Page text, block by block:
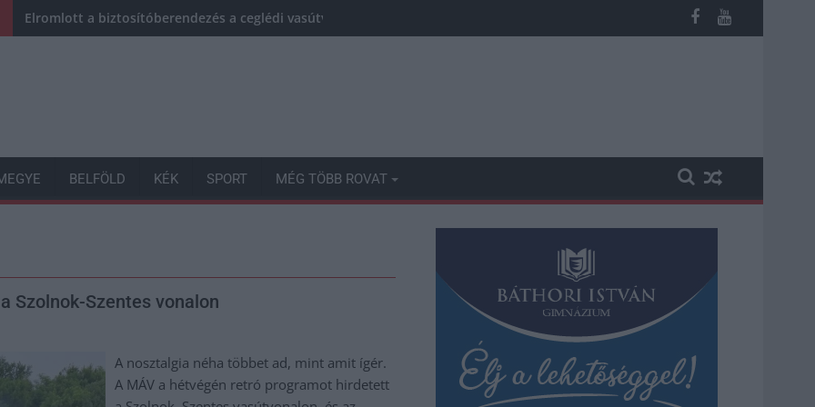
Elromlott a biztosítóberendezés a ceglédi vasútvonalon, alapos késések alakultak ki a menetrendhez képest, kimaradás is
BELFÖLD KÉK SPORT MÉG TÖBB ROVAT
Szolnok-Szentes vonalon
A nosztalgia néha többet ad, mint amit ígér.
A MÁV a hétvégén retró programot hirdetett